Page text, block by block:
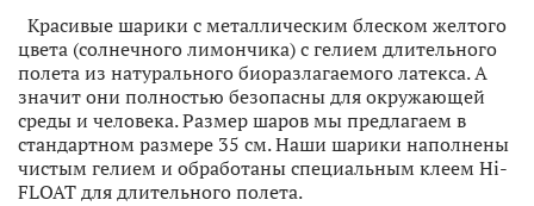
Красивые шарики с металлическим блеском желтого
цвета (солнечного лимончика) с гелием длительного
полета из натурального биоразлагаемого латекса. А
значит они полностью безопасны для окружающей
среды и человека. Размер шаров мы предлагаем в
стандартном размере 35 см. Наши шарики наполнены
чистым гелием и обработаны специальным клеем Hi-
FLOAT для длительного полета.